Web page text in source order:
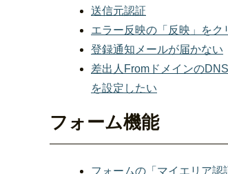
送信元認証
エラー反映の「反映」をク
登録通知メールが届かない
差出人Fromドメインの
を設定したい
フォーム機能
フォームの「マイエリア認